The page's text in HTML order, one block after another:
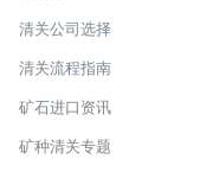
清关公司选择
清关流程指南
矿石进口资讯
矿种清关专题